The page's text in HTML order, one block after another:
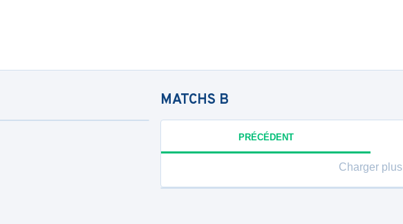
MATCHS B
PRÉCÉDENT
Charger plus